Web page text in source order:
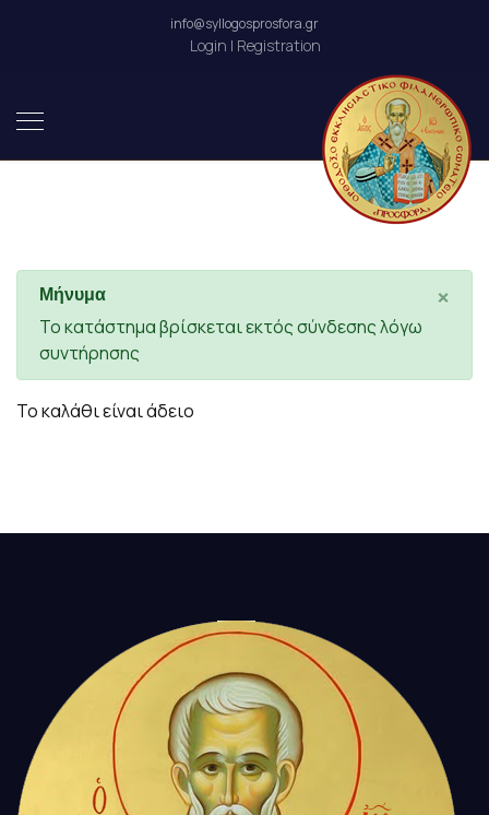
info@syllogosprosfora.gr
Login | Registration
×
Μήνυμα
Το κατάστημα βρίσκεται εκτός σύνδεσης λόγω
συντήρησης
Το καλάθι είναι άδειο